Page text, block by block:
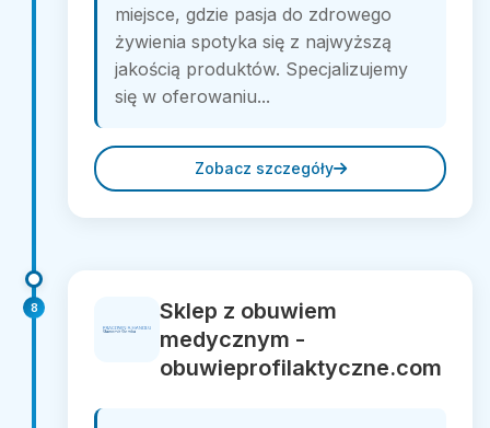
miejsce, gdzie pasja do zdrowego
żywienia spotyka się z najwyższą
jakością produktów. Specjalizujemy
się w oferowaniu...
Zobacz szczegóły
8
Sklep z obuwiem
medycznym -
obuwieprofilaktyczne.com